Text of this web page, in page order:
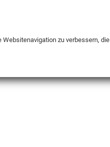
Websitenavigation zu verbessern, die